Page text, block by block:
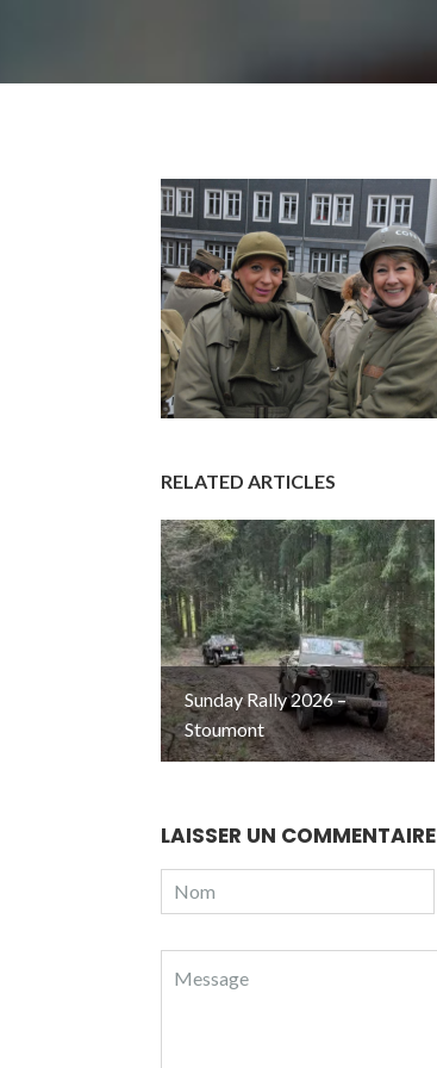
RELATED ARTICLES
Sunday Rally 2026 –
Stoumont
LAISSER UN COMMENTAIRE